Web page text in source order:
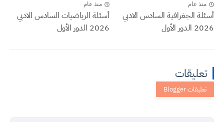
منذ عام
أسئلة الجغرافية السادس الادبي
2026 الدور الأول
منذ عام
أسئلة الرياضيات السادس الادبي
2026 الدور الأول
تعليقات